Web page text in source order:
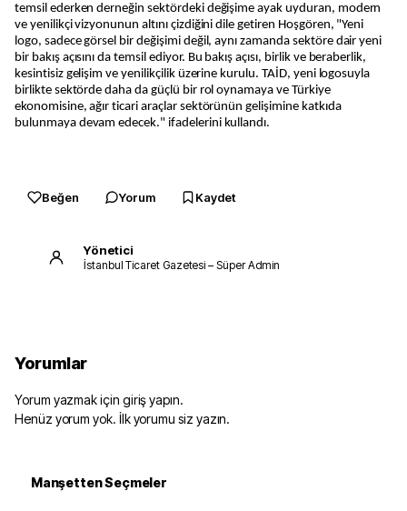
temsil ederken derneğin sektördeki değişime ayak uyduran, modern
ve yenilikçi vizyonunun altını çizdiğini dile getiren Hoşgören, "Yeni
logo, sadece görsel bir değişimi değil, aynı zamanda sektöre dair yeni
bir bakış açısını da temsil ediyor. Bu bakış açısı, birlik ve beraberlik,
kesintisiz gelişim ve yenilikçilik üzerine kurulu. TAİD, yeni logosuyla
birlikte sektörde daha da güçlü bir rol oynamaya ve Türkiye
ekonomisine, ağır ticari araçlar sektörünün gelişimine katkıda
bulunmaya devam edecek." ifadelerini kullandı.
Beğen Yorum Kaydet
Yönetici
İstanbul Ticaret Gazetesi – Süper Admin
Yorumlar
Yorum yazmak için giriş yapın.
Henüz yorum yok. İlk yorumu siz yazın.
Manşetten Seçmeler